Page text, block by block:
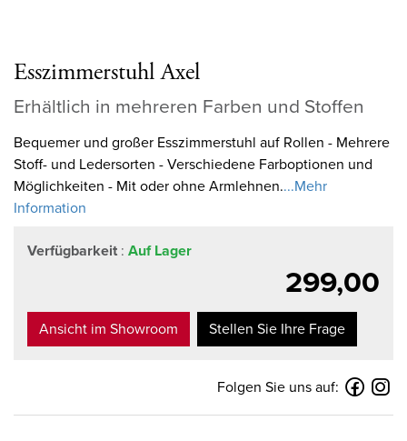
Esszimmerstuhl Axel
Erhältlich in mehreren Farben und Stoffen
Bequemer und großer Esszimmerstuhl auf Rollen - Mehrere
Stoff- und Ledersorten - Verschiedene Farboptionen und
Möglichkeiten - Mit oder ohne Armlehnen....Mehr
Information
Verfügbarkeit : Auf Lager
299,00
Ansicht im Showroom Stellen Sie Ihre Frage
Folgen Sie uns auf: